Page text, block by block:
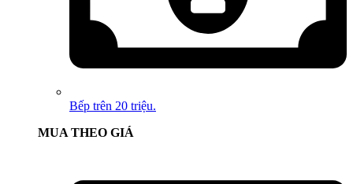
Bếp trên 20 triệu.
MUA THEO GIÁ